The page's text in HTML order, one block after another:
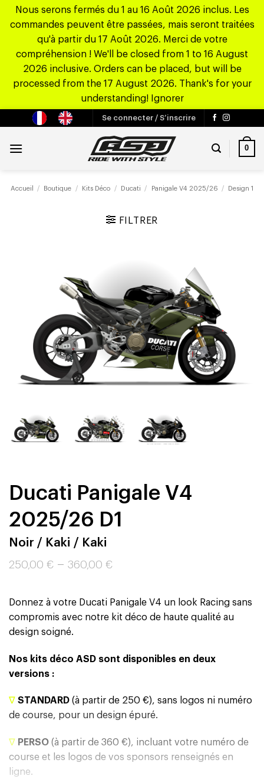
Nous serons fermés du 1 au 16 Août 2026 inclus. Les
commandes peuvent être passées, mais seront traitées
qu'à partir du 17 Août 2026. Merci de votre
compréhension ! We'll be closed from 1 to 16 August
2026 inclusive. Orders can be placed, but will be
processed from the 17 August 2026. Thank's for your
understanding! Ignorer
contenu
Se connecter / S’inscrire
0
Accueil / Boutique / Kits Déco / Ducati / Panigale V4 2025/26 / Design 1
FILTRER
Ducati Panigale V4
2025/26 D1
Noir / Kaki / Kaki
250,00 € – 360,00 €
Donnez à votre Ducati Panigale V4 un look Racing sans
compromis avec notre kit déco de haute qualité au
design soigné.
Nos kits déco ASD sont disponibles en deux
versions :
∇ STANDARD (à partir de 250 €), sans logos ni numéro
de course, pour un design épuré.
∇ PERSO (à partir de 360 €), incluant votre numéro de
course et les logos de vos sponsors renseignés en
ligne.